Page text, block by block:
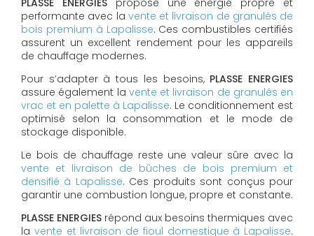
PLASSE ENERGIESpropose une énergie propre et
performante avec la vente et livraison de granulés de
bois premium à Lapalisse. Ces combustibles certifiés
assurent un excellent rendement pour les appareils
de chauffage modernes.
Pour s’adapter à tous les besoins, PLASSE ENERGIES
assure également la vente et livraison de granulés en
vrac et en palette à Lapalisse. Le conditionnement est
optimisé selon la consommation et le mode de
stockage disponible.
Le bois de chauffage reste une valeur sûre avec la
vente et livraison de bûches de bois premium et
densifié à Lapalisse. Ces produits sont conçus pour
garantir une combustion longue, propre et constante.
PLASSE ENERGIES répond aux besoins thermiques avec
la vente et livraison de fioul domestique à Lapalisse.